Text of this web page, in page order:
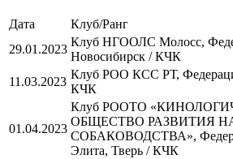
Дата
Клуб/Ранг
29.01.2023
Клуб НГООЛС Молосс,
Новосибирск / КЧК
11.03.2023
Клуб РОО КСС РТ,
КЧК
01.04.2023
Клуб РООТО
ОБЩЕСТВО РАЗВИТИЯ
СОБАКОВОДСТВА»,
Элита, Тверь / КЧК